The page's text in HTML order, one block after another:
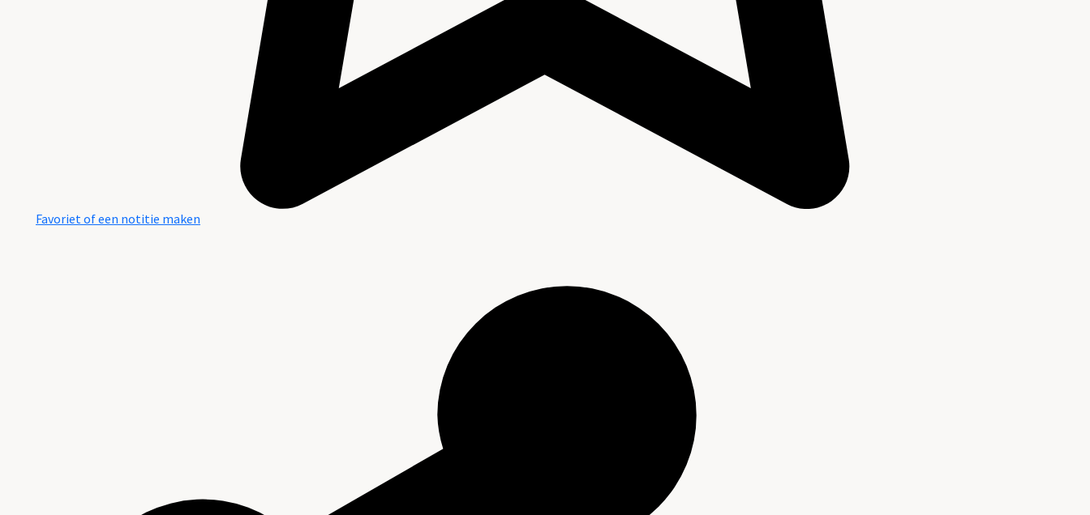
Favoriet of een notitie maken